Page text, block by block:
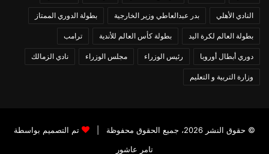
النادي الأهلي بدر عبدالعاطي وزير الخارجية بطولة الدوري الممتاز
بطولة العالم لكرة اليد بطولة كأس العالم للأندية ترامب
دوري أبطال أوروبا رئيس الوزراء مجلس الوزراء نادي الزمالك
وزارة التربية و التعليم
© حقوق النشر 2026، جميع الحقوق محفوظة |
تم التصميم بواسطة
تامر عاشور